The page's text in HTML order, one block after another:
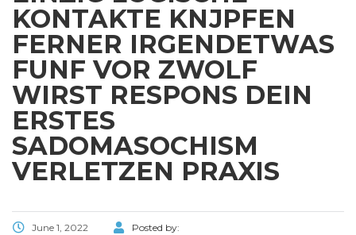
KONTAKTE KNЈPFEN
FERNER IRGENDETWAS
FUNF VOR ZWOLF
WIRST RESPONS DEIN
ERSTES
SADOMASOCHISM
VERLETZEN PRAXIS
June 1, 2022
Posted by: